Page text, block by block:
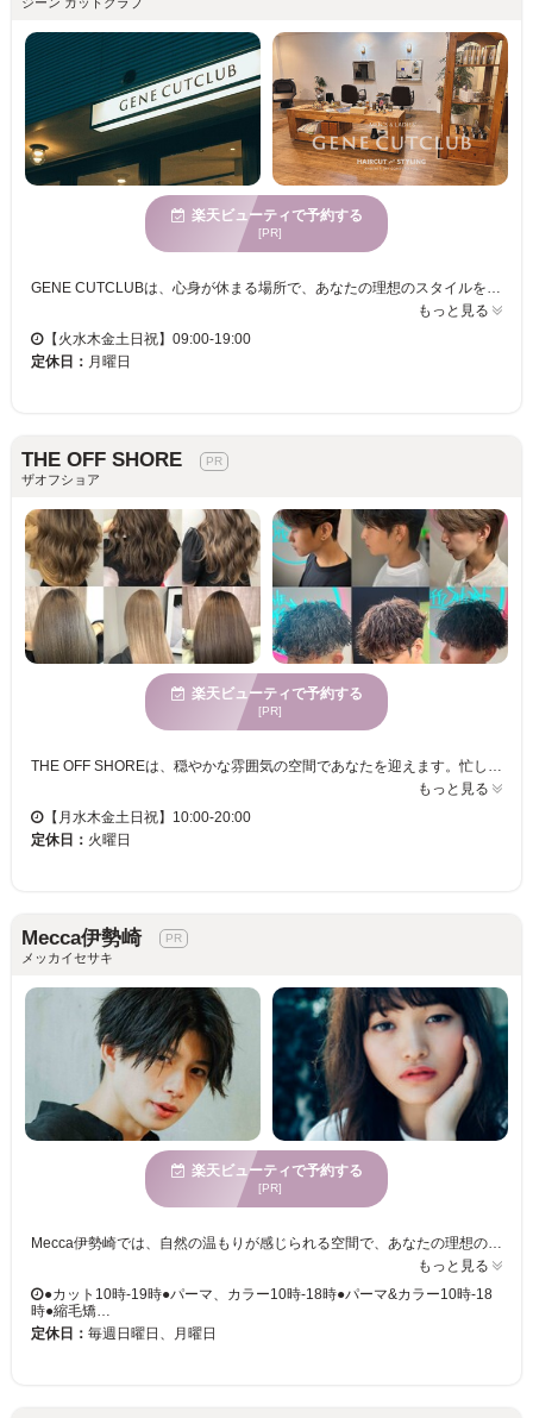
楽天ビューティで予約する
[PR]
GENE CUTCLUBは、心身が休まる場所で、あなたの理想のスタイルを実現します。メンズやレディースのスタイルはもちろん、まだ出会っていない新たなものにも挑戦可能。お客様のこだわりを最大限に尊重しつつ、常に誠心誠意のサービスを心がけています。カットにおいて卓越したスキルを持つスタイリストが、あなたの髪を期待以上に仕上げます。多様な年齢に対応したサービスなので、お子様から大人まで安心してご利用いただけます。親しみやすい雰囲気の中で、細やかな接客により、訪れるたびに新しい自分に出会える楽しさがあります。駐車場完備と、お子様連れの方にも優しい環境を提供し、クレジットカードも利用可能ですので利便性も抜群です。ぜひGENE CUTCLUBで新しい自分を見つけてください。
もっと見る
【火水木金土日祝】09:00-19:00
定休日： 月曜日
THE OFF SHORE
ザオフショア
楽天ビューティで予約する
[PR]
もっと見る
【月水木金土日祝】10:00-20:00
定休日： 火曜日
Mecca伊勢崎
メッカイセサキ
楽天ビューティで予約する
[PR]
もっと見る
●カット10時-19時●パーマ、カラー10時-18時●パーマ&カラー10時-18
時●縮毛矯…
定休日： 毎週日曜日、月曜日